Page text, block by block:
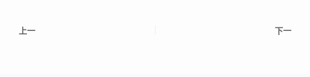
上一 下一